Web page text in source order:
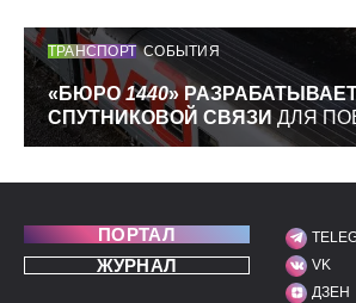
ТРАНСПОРТ СОБЫТИЯ
«БЮРО1440»
СПУТНИКОВОЙ СВЯЗИ ДЛЯ
ПОРТАЛ
ЖУРНАЛ
МЫ В
VK
ДЗЕН